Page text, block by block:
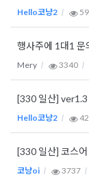
Hello코냥2
행사주에 1대1 문
Mery 3340
[330 일산] ver1.3
Hello코냥2
[330 일산] 코스
코냥oi 3737